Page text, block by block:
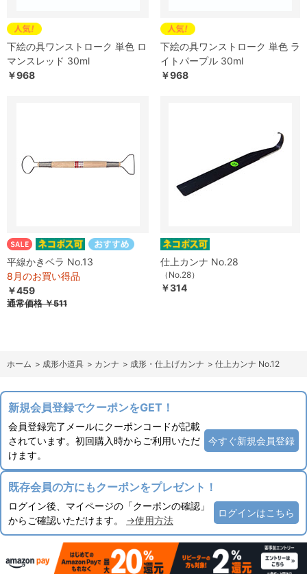
下絵の具ワンストローク 単色 ロ
マンスレッド 30ml
￥968
下絵の具ワンストローク 単色 ラ
イトパープル 30ml
￥968
平線かきベラ No.13
8月のお買い得品
￥459
通常価格￥511
仕上カンナ No.28
（No.28）
￥314
ホーム > 成形小道具 > カンナ > 成形・仕上げカンナ > 仕上カンナ No.12
新規会員登録でクーポンをGET！
会員登録完了メールにクーポンコードが記載
されています。初回購入時からご利用いただ
けます。
今すぐ新規会員登録
既存会員の方にもクーポンをプレゼント！
ログイン後、マイページの「クーポンの確認」
からご確認いただけます。 →使用方法
ログインはこちら